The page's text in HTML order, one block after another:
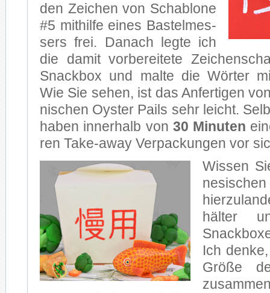
den Zei­chen von Scha­blo­ne
#5 mit­hil­fe ei­nes Bas­tel­mes­
sers frei. Da­nach leg­te ich
die da­mit vor­be­rei­te­te
Snack­box und mal­te die Wör­ter
Wie Sie se­hen, ist das An­fer­ti­gen
ni­schen Oys­ter Pails sehr leicht.
ha­ben in­ner­halb von 30 Mi­nu­ten
ren Take-away Ver­pa­ckun­gen vor
Wis­sen
häl­ter
Ich
Grö­ße